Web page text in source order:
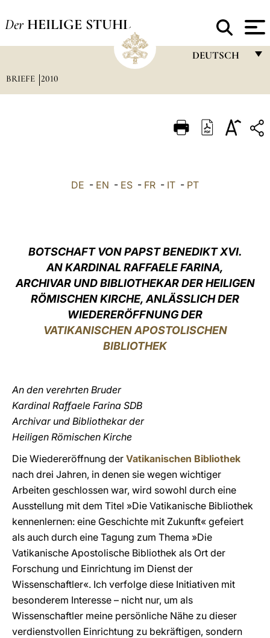
Der HEILIGE STUHL
DEUTSCH
ITALIANO
中文
LATINE
BRIEFE 2010
DE - EN - ES - FR - IT - PT
BOTSCHAFT VON PAPST BENEDIKT XVI.
AN KARDINAL RAFFAELE FARINA,
ARCHIVAR UND BIBLIOTHEKAR DER HEILIGEN
RÖMISCHEN KIRCHE, ANLÄSSLICH DER
WIEDERERÖFFNUNG DER
VATIKANISCHEN APOSTOLISCHEN
BIBLIOTHEK
An den verehrten Bruder
Kardinal Raffaele Farina SDB
Archivar und Bibliothekar der
Heiligen Römischen Kirche
Die Wiedereröffnung der Vatikanischen Bibliothek
nach drei Jahren, in denen sie wegen wichtiger
Arbeiten geschlossen war, wird sowohl durch eine
Ausstellung mit dem Titel »Die Vatikanische Bibliothek
kennenlernen: eine Geschichte mit Zukunft« gefeiert
als auch durch eine Tagung zum Thema »Die
Vatikanische Apostolische Bibliothek als Ort der
Forschung und Einrichtung im Dienst der
Wissenschaftler«. Ich verfolge diese Initiativen mit
besonderem Interesse – nicht nur, um als
Wissenschaftler meine persönliche Nähe zu dieser
verdienstvollen Einrichtung zu bekräftigen, sondern